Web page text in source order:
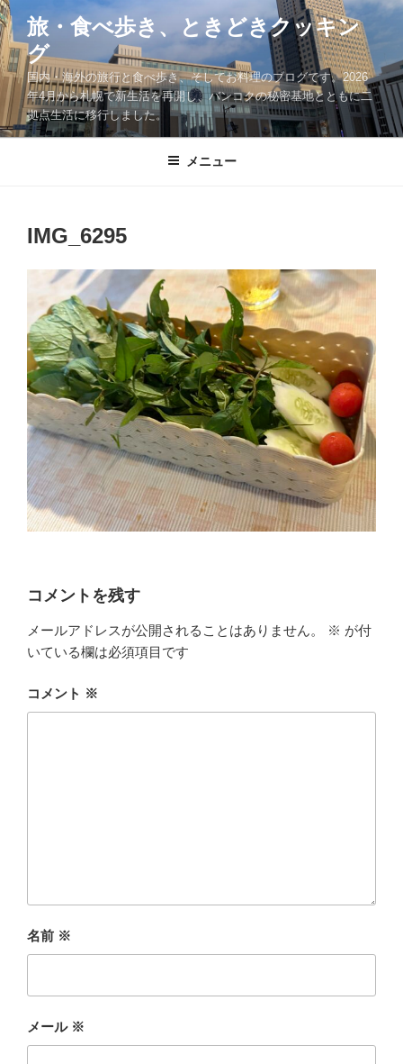
コ
ン
テ
ン
ツ
へ
ス
旅・食べ歩き、ときどきクッキン
グ
国内・海外の旅行と食べ歩き、そしてお料理のブログです。2026
年4月から札幌で新生活を再開し、バンコクの秘密基地とともに二
拠点生活に移行しました。
メニュー
IMG_6295
コメントを残す
メールアドレスが公開されることはありません。 ※ が付
いている欄は必須項目です
コメント ※
名前 ※
メール ※